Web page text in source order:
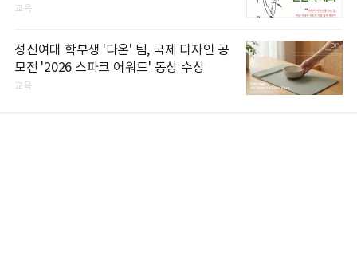
교육
성신여대 학부생 '다온' 팀, 국제 디자인 공
모전 '2026 스파크 어워드' 동상 수상
교육